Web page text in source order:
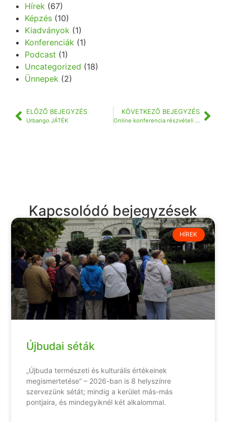
Hírek (67)
Képzés(10)
Kiadványok (1)
Konferenciák (1)
Podcast (1)
Uncategorized (18)
Ünnepek (2)
ELŐZŐ BEJEGYZÉS
Urbango JÁTÉK
KÖVETKEZŐ BEJEGYZÉS
Online konferencia részvételi környezeti nevelés témában (2022.11.21-22.)
Kapcsolódó bejegyzések
HÍREK
Újbudai séták
„Újbuda természeti és kulturális értékeinek
megismertetése” – 2026-ban is 8 helyszínre
szervezünk sétát; mindig a kerület más-más
pontjaira, és mindegyiknél két alkalommal.